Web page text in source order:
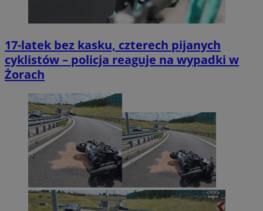
17-latek bez kasku, czterech pijanych
cyklistów – policja reaguje na wypadki w
Żorach